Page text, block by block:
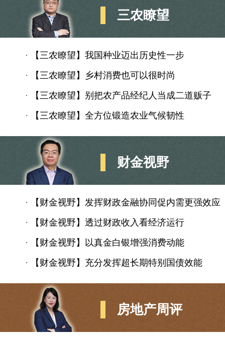
三农瞭望
·
【三农瞭望】我国种业迈出历史性一步
·
【三农瞭望】乡村消费也可以很时尚
·
【三农瞭望】别把农产品经纪人当成二道贩子
·
【三农瞭望】全方位锻造农业气候韧性
财金视野
·
【财金视野】发挥财政金融协同促内需更强效应
·
【财金视野】透过财政收入看经济运行
·
【财金视野】以真金白银增强消费动能
·
【财金视野】充分发挥超长期特别国债效能
房地产周评